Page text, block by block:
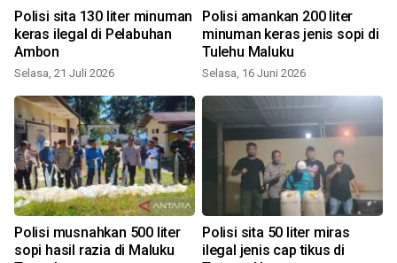
Polisi sita 130 liter minuman
keras ilegal di Pelabuhan
Ambon
Selasa, 21 Juli 2026
Polisi amankan 200 liter
minuman keras jenis sopi di
Tulehu Maluku
Selasa, 16 Juni 2026
Polisi musnahkan 500 liter
sopi hasil razia di Maluku
Polisi sita 50 liter miras
ilegal jenis cap tikus di